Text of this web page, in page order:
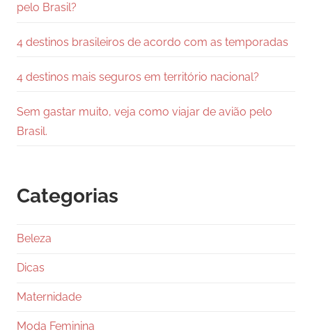
pelo Brasil?
4 destinos brasileiros de acordo com as temporadas
4 destinos mais seguros em território nacional?
Sem gastar muito, veja como viajar de avião pelo
Brasil.
Categorias
Beleza
Dicas
Maternidade
Moda Feminina